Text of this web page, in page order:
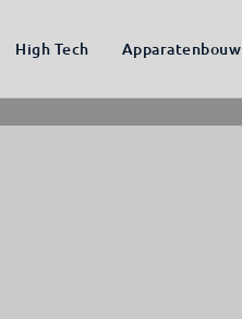
High Tech Apparatenbouw